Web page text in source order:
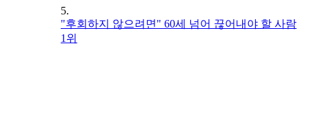
5.
"후회하지 않으려면" 60세 넘어 끊어내야 할 사람
1위